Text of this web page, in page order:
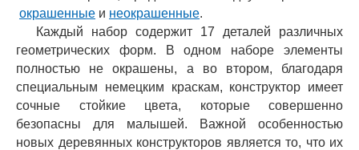
окрашенные и неокрашенные.
Каждый набор содержит 17 деталей различных
геометрических форм. В одном наборе элементы
полностью не окрашены, а во втором, благодаря
специальным немецким краскам, конструктор имеет
сочные стойкие цвета, которые совершенно
безопасны для малышей. Важной особенностью
новых деревянных конструкторов является то, что их